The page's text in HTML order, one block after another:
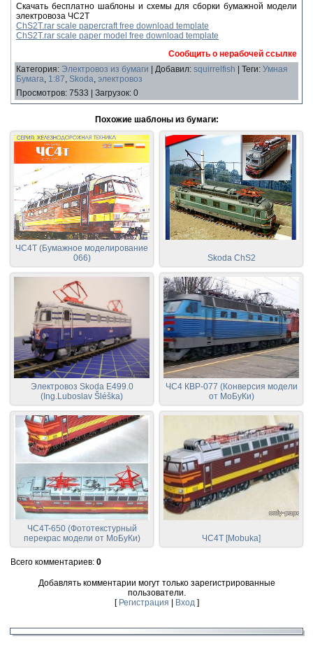
Скачать бесплатно шаблоны и схемы для сборки бумажной модели
электровоза ЧС2Т
ChS2T.rar scale papercraft free download template
ChS2T.rar scale paper model free download template
Сообщить о нерабочей ссылке
Категория: Электровоз из бумаги Добавил: squirrelfish Теги: Умная
Бумага, 1:87, Skoda, электровоз
Просмотров: 7533 Загрузок: 0
Похожие шаблоны из бумаги:
ЧС4Т (Бумажное моделирование
066)
Skoda ChS2
Электровоз Skoda E499.0
(Ing.Luboslav Šléška)
ЧС4 КВР-077 (Конверсия модели
от МоБуКи)
ЧС4T-650 (Фототекстурный
перекрас модели от МоБуКи)
ЧС4T [Mobuka]
Всего комментариев: 0
Добавлять комментарии могут только зарегистрированные
пользователи.
[ Регистрация Вход]